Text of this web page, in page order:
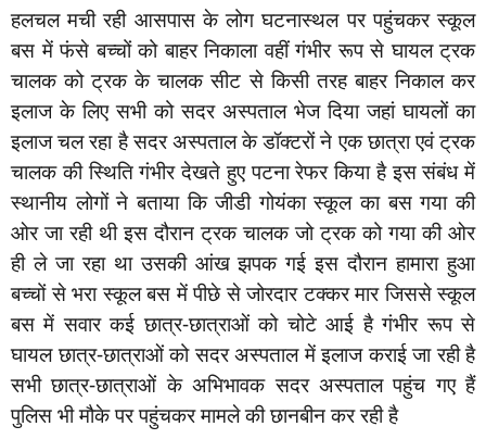
हलचल मची रही आसपास के लोग घटनास्थल पर पहुंचकर स्कूल
बस में फंसे बच्चों को बाहर निकाला वहीं गंभीर रूप से घायल ट्रक
चालक को ट्रक के चालक सीट से किसी तरह बाहर निकाल कर
इलाज के लिए सभी को सदर अस्पताल भेज दिया जहां घायलों का
इलाज चल रहा है सदर अस्पताल के डॉक्टरों ने एक छात्रा एवं ट्रक
चालक की स्थिति गंभीर देखते हुए पटना रेफर किया है इस संबंध में
स्थानीय लोगों ने बताया कि जीडी गोयंका स्कूल का बस गया की
ओर जा रही थी इस दौरान ट्रक चालक जो ट्रक को गया की ओर
ही ले जा रहा था उसकी आंख झपक गई इस दौरान हामारा हुआ
बच्चों से भरा स्कूल बस में पीछे से जोरदार टक्कर मार जिससे स्कूल
बस में सवार कई छात्र-छात्राओं को चोटे आई है गंभीर रूप से
घायल छात्र-छात्राओं को सदर अस्पताल में इलाज कराई जा रही है
सभी छात्र-छात्राओं के अभिभावक सदर अस्पताल पहुंच गए हैं
पुलिस भी मौके पर पहुंचकर मामले की छानबीन कर रही है